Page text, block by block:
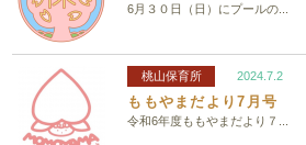
6月３０日（日）にプールの...
桃山保育所 2024.7.2
ももやまだより7月号
令和6年度ももやまだより７...